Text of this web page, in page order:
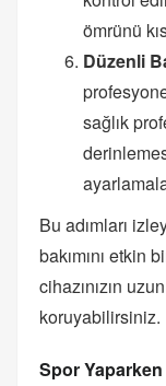
ömrünü
Düzenli
sağlık
Bu adımları
bakımını etkin
cihazınızın
koruyabilirsiniz.
Spor